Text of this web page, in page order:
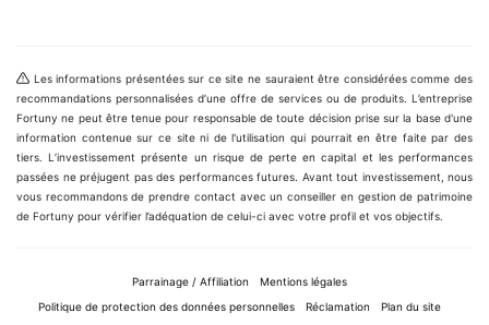
Les informations présentées sur ce site ne sauraient être considérées comme des
recommandations personnalisées d’une offre de services ou de produits. L’entreprise
Fortuny ne peut être tenue pour responsable de toute décision prise sur la base d'une
information contenue sur ce site ni de l'utilisation qui pourrait en être faite par des
tiers. L’investissement présente un risque de perte en capital et les performances
passées ne préjugent pas des performances futures. Avant tout investissement, nous
vous recommandons de prendre contact avec un conseiller en gestion de patrimoine
de Fortuny pour vérifier l’adéquation de celui-ci avec votre profil et vos objectifs.
Parrainage / Affiliation
Mentions légales
Politique de protection des données personnelles
Réclamation Plan du site